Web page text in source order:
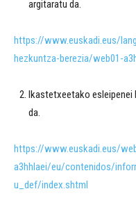
argitaratu da.
https://www.euskadi.eus/
hezkuntza-berezia/web01-
Ikastetxeetako esleipenei
da.
https://www.euskadi.eus/
a3hhlaei/eu/contenidos/
u_def/index.shtml